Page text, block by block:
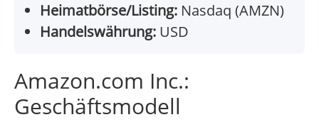
Heimatbörse/Listing: Nasdaq (AMZN)
Handelswährung: USD
Amazon.com Inc.:
Geschäftsmodell